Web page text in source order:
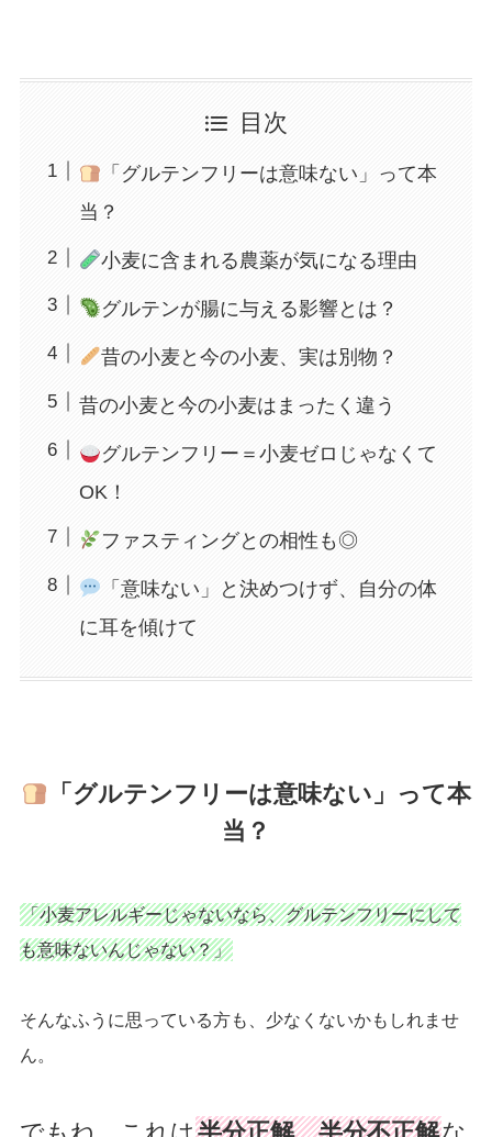
目次
「グルテンフリーは意味ない」って本
当？
小麦に含まれる農薬が気になる理由
グルテンが腸に与える影響とは？
昔の小麦と今の小麦、実は別物？
昔の小麦と今の小麦はまったく違う
グルテンフリー＝小麦ゼロじゃなくて
OK！
ファスティングとの相性も◎
「意味ない」と決めつけず、自分の体
に耳を傾けて
「グルテンフリーは意味ない」って本
当？
「小麦アレルギーじゃないなら、グルテンフリーにして
も意味ないんじゃない？」
そんなふうに思っている方も、少なくないかもしれませ
ん。